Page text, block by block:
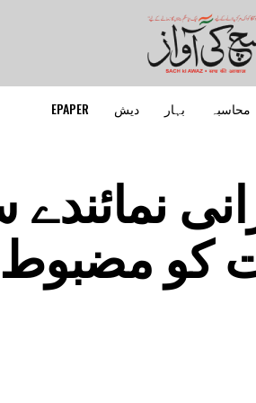
محاسبہ بہار دیش EPAPER
کو مضبوط